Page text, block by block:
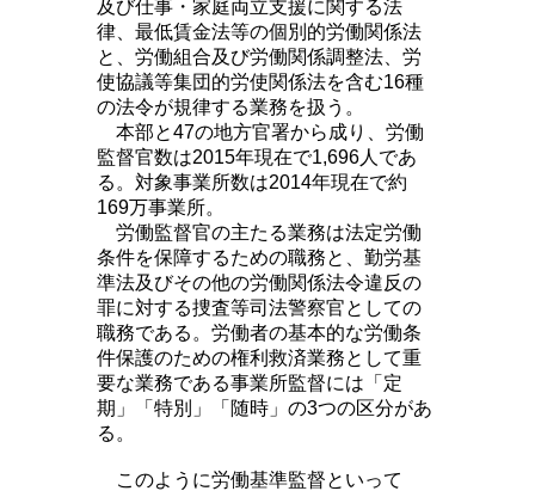
及び仕事・家庭両立支援に関する法
律、最低賃金法等の個別的労働関係法
と、労働組合及び労働関係調整法、労
使協議等集団的労使関係法を含む16種
の法令が規律する業務を扱う。
本部と47の地方官署から成り、労働
監督官数は2015年現在で1,696人であ
る。対象事業所数は2014年現在で約
169万事業所。
労働監督官の主たる業務は法定労働
条件を保障するための職務と、勤労基
準法及びその他の労働関係法令違反の
罪に対する捜査等司法警察官としての
職務である。労働者の基本的な労働条
件保護のための権利救済業務として重
要な業務である事業所監督には「定
期」「特別」「随時」の3つの区分があ
る。
このように労働基準監督といって